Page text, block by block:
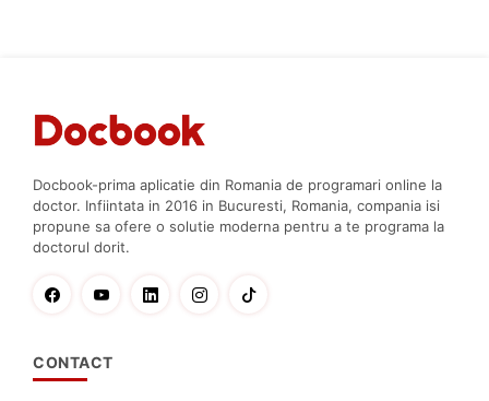
Docbook-prima aplicatie din Romania de programari online la
doctor. Infiintata in 2016 in Bucuresti, Romania, compania isi
propune sa ofere o solutie moderna pentru a te programa la
doctorul dorit.
CONTACT